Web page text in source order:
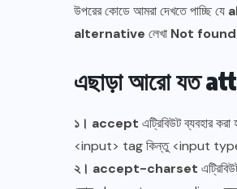
উপরের কোডে আমরা দেখতে পাচ্ছি যে
alternative লেখা Not found
এছাড়া আরো যত
১। accept এট্রিবিউট ব্যবহার
<input> tag কিন্তু <input
২। accept-charset